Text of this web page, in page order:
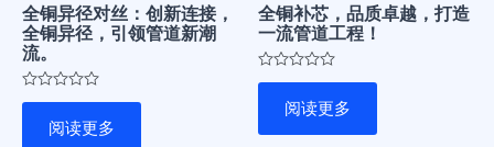
全铜异径对丝：创新连接，
全铜异径，引领管道新潮
流。
评
阅读更多
全铜补芯，品质卓越，打造
一流管道工程！
评
5
阅读更多